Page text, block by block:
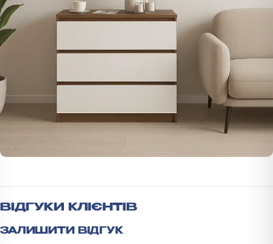
ВІДГУКИ КЛІЄНТІВ
ЗАЛИШИТИ ВІДГУК